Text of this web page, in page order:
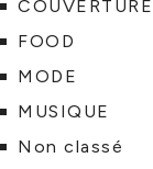
COUVERTURE
FOOD
MODE
MUSIQUE
Non classé